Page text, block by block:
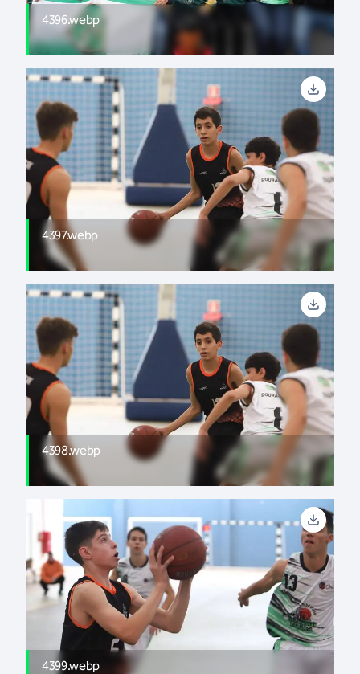
4396.webp
4397.webp
4398.webp
4399.webp